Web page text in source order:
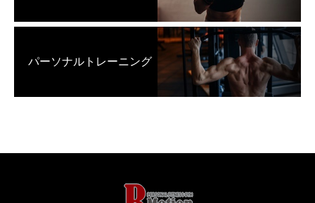
パーソナルトレーニング